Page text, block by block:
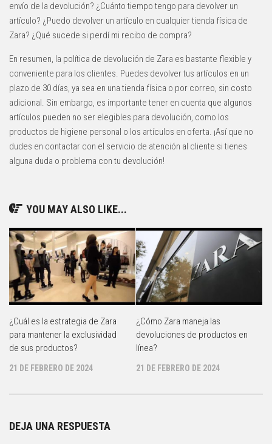
envío de la devolución? ¿Cuánto tiempo tengo para devolver un
artículo? ¿Puedo devolver un artículo en cualquier tienda física de
Zara? ¿Qué sucede si perdí mi recibo de compra?
En resumen, la política de devolución de Zara es bastante flexible y
conveniente para los clientes. Puedes devolver tus artículos en un
plazo de 30 días, ya sea en una tienda física o por correo, sin costo
adicional. Sin embargo, es importante tener en cuenta que algunos
artículos pueden no ser elegibles para devolución, como los
productos de higiene personal o los artículos en oferta. ¡Así que no
dudes en contactar con el servicio de atención al cliente si tienes
alguna duda o problema con tu devolución!
YOU MAY ALSO LIKE...
¿Cuál es la estrategia de Zara
para mantener la exclusividad
de sus productos?
21 DE FEBRERO DE 2024
¿Cómo Zara maneja las
devoluciones de productos en
línea?
21 DE FEBRERO DE 2024
DEJA UNA RESPUESTA